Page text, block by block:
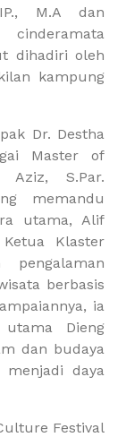
M.A dan
dihadiri oleh
kampung
Dr. Destha
Master of
Aziz, S.Par.
memandu
utama, Alif
Klaster
pengalaman
berbasis
ia
utama Dieng
dan budaya
daya
Festival